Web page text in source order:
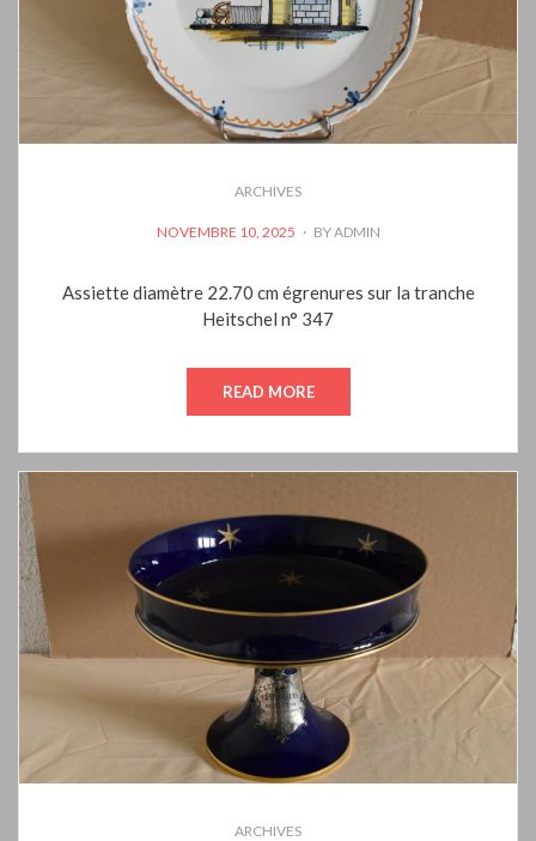
ARCHIVES
POSTED
NOVEMBRE 10, 2025 BYADMIN
Assiette diamètre 22.70 cm égrenures sur la tranche
Heitschel n° 347
READ MORE
ARCHIVES